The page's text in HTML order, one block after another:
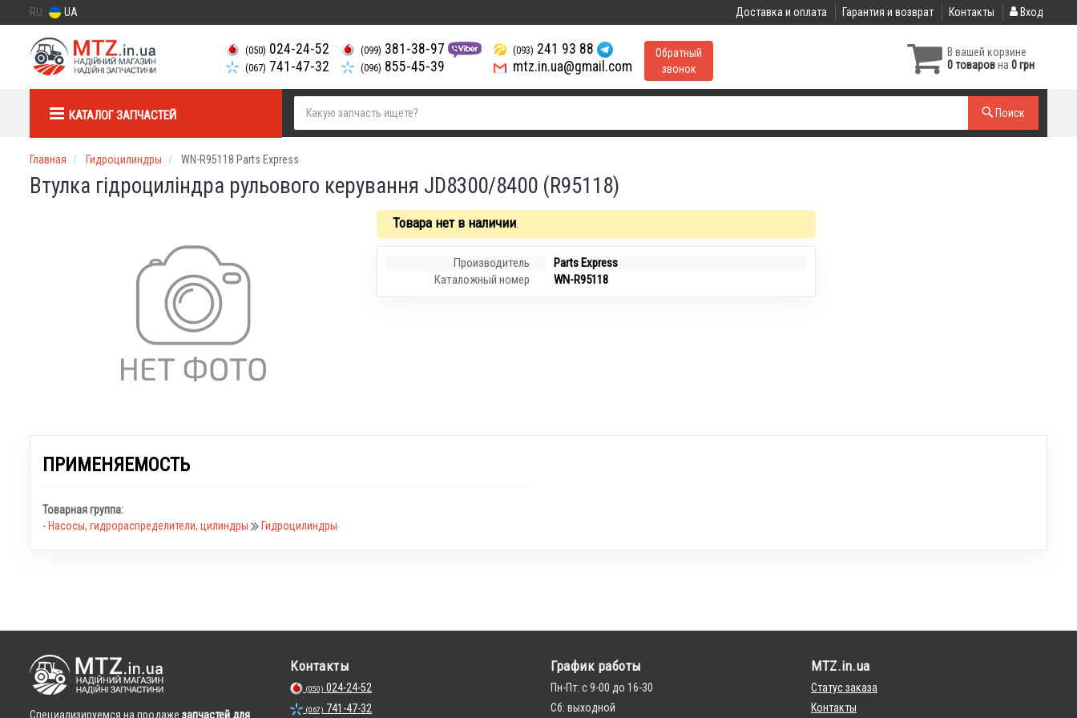
RU UA Доставка и оплата Гарантия и возврат Контакты Вход
(050) 024-24-52
(067) 741-47-32
(099) 381-38-97
(096) 855-45-39
(093) 241 93 88
mtz.in.ua@gmail.com
Обратный
звонок
В вашей корзине
0 товаровна 0 грн
КАТАЛОГ ЗАПЧАСТЕЙ Поиск
Главная Гидроцилиндры WN-R95118 Parts Express
Втулка гідроциліндра рульового керування JD8300/8400 (R95118)
Товара нет в наличии
Производитель
Parts Express
Каталожный номер
WN-R95118
ПРИМЕНЯЕМОСТЬ
Товарная группа:
- Насосы, гидрораспределители, цилиндры Гидроцилиндры
Cпециализируемся на продаже запчастей для
Контакты
(050) 024-24-52
(067) 741-47-32
График работы
Пн-Пт: с 9-00 до 16-30
Сб: выходной
MTZ.in.ua
Статус заказа
Контакты